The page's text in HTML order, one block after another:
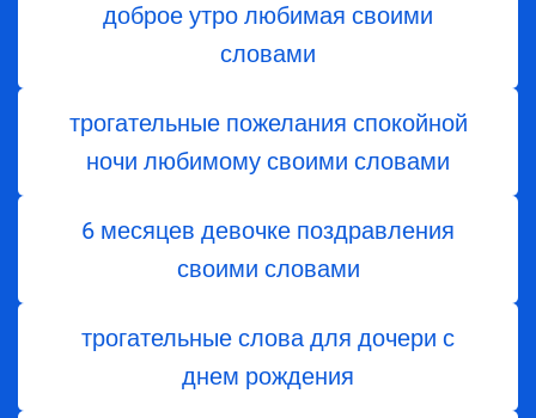
доброе утро любимая своими
словами
трогательные пожелания спокойной
ночи любимому своими словами
6 месяцев девочке поздравления
своими словами
трогательные слова для дочери с
днем ​​рождения